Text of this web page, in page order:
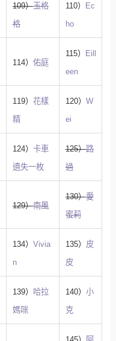
109）玉格
格
110） Ec
ho
114） 佑庭
115） Eill
een
119） 花樣
精
120） W
ei
124） 卡車
遺失一枚
125）路
過
129）南風
130）愛
蜜莉
134） Vivia
n
135） 皮
皮
139） 哈拉
媽咪
140） 小
克